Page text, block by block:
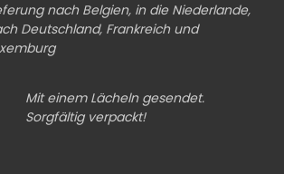
nach Belgien, in die Niederlande,
Deutschland, Frankreich und
Mit einem Lächeln gesendet.
Sorgfältig verpackt!